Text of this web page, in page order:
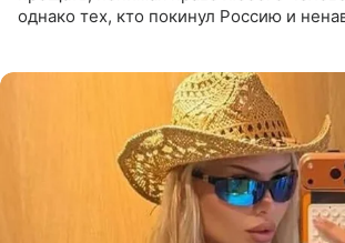
однако тех, кто покинул Россию и